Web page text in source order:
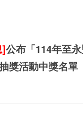
公布「114年至
獎活動中獎名單